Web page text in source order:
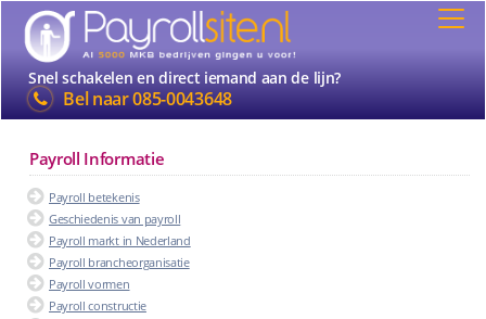
Snel schakelen en direct iemand aan de lijn?
Bel naar085-0043648
Payroll Informatie
Payroll betekenis
Geschiedenis van payroll
Payroll markt in Nederland
Payroll brancheorganisatie
Payroll vormen
Payroll constructie